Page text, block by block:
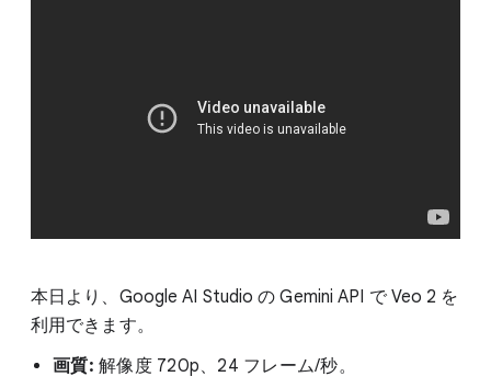
本日より、Google AI Studio の Gemini API で Veo 2 を
利用できます。
画質: 解像度 720p、24 フレーム/秒。